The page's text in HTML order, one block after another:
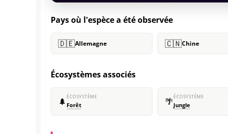
Pays où l'espèce a été observée
🇩🇪Allemagne 🇨🇳Chine
Écosystèmes associés
🌲 ÉCOSYSTÈME
Forêt 🌴ÉCOSYSTÈME
Jungle